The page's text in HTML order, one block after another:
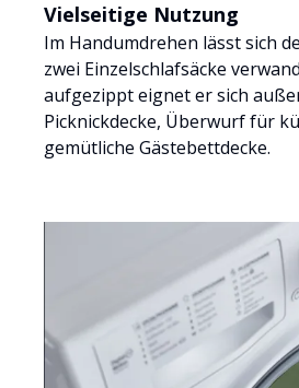
Vielseitige Nutzung
Im Handumdrehen lässt sich
zwei Einzelschlafsäcke
aufgezippt eignet er sich
Picknickdecke, Überwurf für
gemütliche Gästebettdecke.